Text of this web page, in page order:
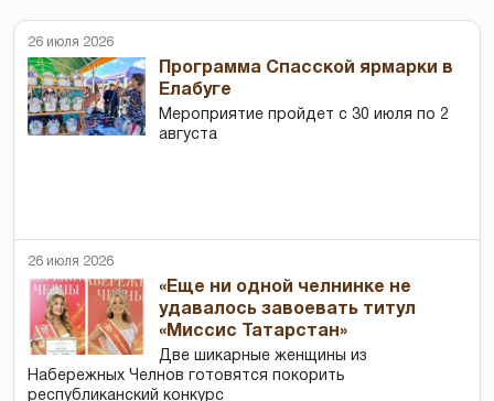
26 июля 2026
Программа Спасской ярмарки в
Елабуге
Мероприятие пройдет с 30 июля по 2
августа
26 июля 2026
«Еще ни одной челнинке не
удавалось завоевать титул
«Миссис Татарстан»
Две шикарные женщины из
Набережных Челнов готовятся покорить
республиканский конкурс